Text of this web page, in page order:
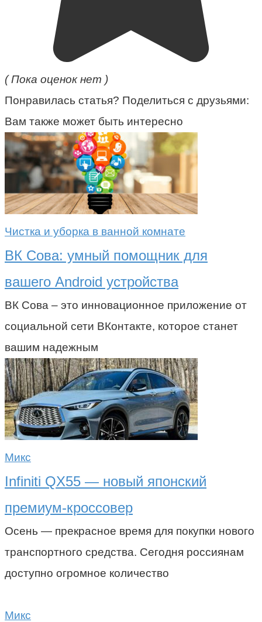
( Пока оценок нет )
Понравилась статья? Поделиться с друзьями:
Вам также может быть интересно
Чистка и уборка в ванной комнате
ВК Сова: умный помощник для
вашего Android устройства
ВК Сова – это инновационное приложение от
социальной сети ВКонтакте, которое станет
вашим надежным
Микс
Infiniti QX55 — новый японский
премиум-кроссовер
Осень — прекрасное время для покупки нового
транспортного средства. Сегодня россиянам
доступно огромное количество
Микс